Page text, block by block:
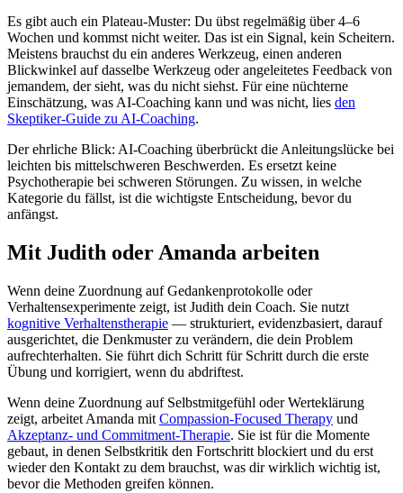
Es gibt auch ein Plateau-Muster: Du übst regelmäßig über 4–6
Wochen und kommst nicht weiter. Das ist ein Signal, kein Scheitern.
Meistens brauchst du ein anderes Werkzeug, einen anderen
Blickwinkel auf dasselbe Werkzeug oder angeleitetes Feedback von
jemandem, der sieht, was du nicht siehst. Für eine nüchterne
Einschätzung, was AI-Coaching kann und was nicht, lies den
Skeptiker-Guide zu AI-Coaching.
Der ehrliche Blick: AI-Coaching überbrückt die Anleitungslücke bei
leichten bis mittelschweren Beschwerden. Es ersetzt keine
Psychotherapie bei schweren Störungen. Zu wissen, in welche
Kategorie du fällst, ist die wichtigste Entscheidung, bevor du
anfängst.
Mit Judith oder Amanda arbeiten
Wenn deine Zuordnung auf Gedankenprotokolle oder
Verhaltensexperimente zeigt, ist Judith dein Coach. Sie nutzt
kognitive Verhaltenstherapie — strukturiert, evidenzbasiert, darauf
ausgerichtet, die Denkmuster zu verändern, die dein Problem
aufrechterhalten. Sie führt dich Schritt für Schritt durch die erste
Übung und korrigiert, wenn du abdriftest.
Wenn deine Zuordnung auf Selbstmitgefühl oder Werteklärung
zeigt, arbeitet Amanda mit Compassion-Focused Therapy und
Akzeptanz- und Commitment-Therapie. Sie ist für die Momente
gebaut, in denen Selbstkritik den Fortschritt blockiert und du erst
wieder den Kontakt zu dem brauchst, was dir wirklich wichtig ist,
bevor die Methoden greifen können.